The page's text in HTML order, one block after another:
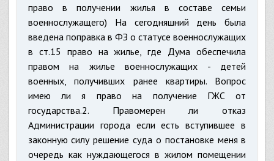
право в получении жилья в составе семьи
военнослужащего) На сегодняшний день была
введена поправка в ФЗ о статусе военнослужащих
в ст.15 право на жилье, где Дума обеспечила
правом на жилье военнослужащих - детей
военных, получивших ранее квартиры. Вопрос
имею ли я право на получение ГЖС от
государства.2. Правомерен ли отказ
Администрации города если есть вступившее в
законную силу решение суда о постановке меня в
очередь как нуждающегося в жилом помещении